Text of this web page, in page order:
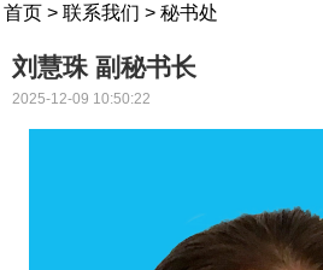
首页 > 联系我们 > 秘书处
刘慧珠 副秘书长
2025-12-09 10:50:22